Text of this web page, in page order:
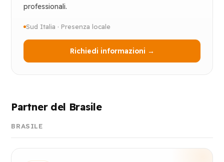
professionali.
Sud Italia · Presenza locale
Richiedi informazioni →
Partner del Brasile
BRASILE